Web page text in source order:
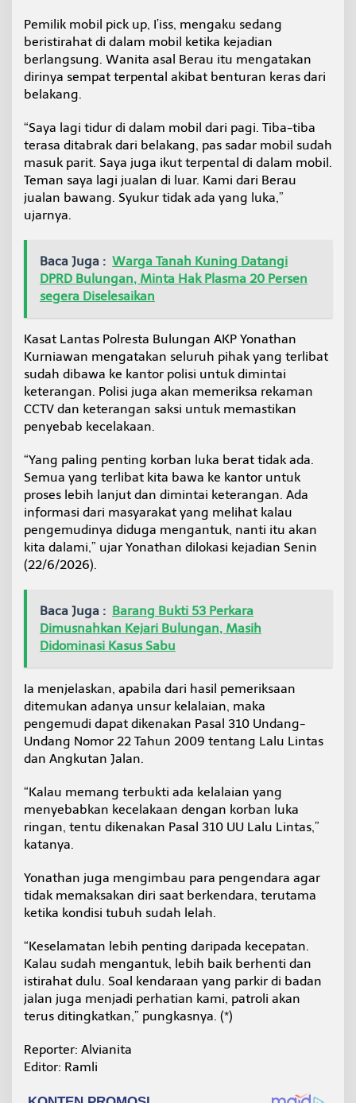
Pemilik mobil pick up, I’iss, mengaku sedang
beristirahat di dalam mobil ketika kejadian
berlangsung. Wanita asal Berau itu mengatakan
dirinya sempat terpental akibat benturan keras dari
belakang.
“Saya lagi tidur di dalam mobil dari pagi. Tiba-tiba
terasa ditabrak dari belakang, pas sadar mobil sudah
masuk parit. Saya juga ikut terpental di dalam mobil.
Teman saya lagi jualan di luar. Kami dari Berau
jualan bawang. Syukur tidak ada yang luka,”
ujarnya.
Baca Juga : Warga Tanah Kuning Datangi
DPRD Bulungan, Minta Hak Plasma 20 Persen
segera Diselesaikan
Kasat Lantas Polresta Bulungan AKP Yonathan
Kurniawan mengatakan seluruh pihak yang terlibat
sudah dibawa ke kantor polisi untuk dimintai
keterangan. Polisi juga akan memeriksa rekaman
CCTV dan keterangan saksi untuk memastikan
penyebab kecelakaan.
“Yang paling penting korban luka berat tidak ada.
Semua yang terlibat kita bawa ke kantor untuk
proses lebih lanjut dan dimintai keterangan. Ada
informasi dari masyarakat yang melihat kalau
pengemudinya diduga mengantuk, nanti itu akan
kita dalami,” ujar Yonathan dilokasi kejadian Senin
(22/6/2026).
Baca Juga : Barang Bukti 53 Perkara
Dimusnahkan Kejari Bulungan, Masih
Didominasi Kasus Sabu
Ia menjelaskan, apabila dari hasil pemeriksaan
ditemukan adanya unsur kelalaian, maka
pengemudi dapat dikenakan Pasal 310 Undang-
Undang Nomor 22 Tahun 2009 tentang Lalu Lintas
dan Angkutan Jalan.
“Kalau memang terbukti ada kelalaian yang
menyebabkan kecelakaan dengan korban luka
ringan, tentu dikenakan Pasal 310 UU Lalu Lintas,”
katanya.
Yonathan juga mengimbau para pengendara agar
tidak memaksakan diri saat berkendara, terutama
ketika kondisi tubuh sudah lelah.
“Keselamatan lebih penting daripada kecepatan.
Kalau sudah mengantuk, lebih baik berhenti dan
istirahat dulu. Soal kendaraan yang parkir di badan
jalan juga menjadi perhatian kami, patroli akan
terus ditingkatkan,” pungkasnya. (*)
Reporter: Alvianita
Editor: Ramli